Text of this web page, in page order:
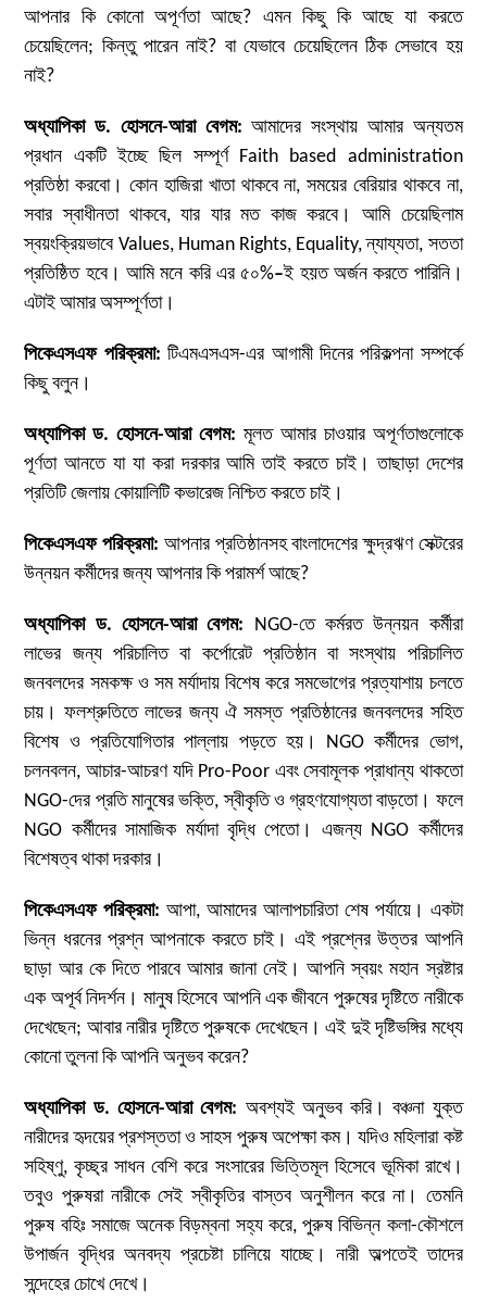
আপনার কি কোনো অপূর্ণতা আছে? এমন কিছু কি আছে যা করতে
চেয়েছিলেন; কিন্তু পারেন নাই? বা যেভাবে চেয়েছিলেন ঠিক সেভাবে হয়
নাই?
অধ্যাপিকা ড. হোসনে-আরা বেগম:আমাদের সংস্থায় আমার অন্যতম
প্রধান একটি ইচ্ছে ছিল সম্পূর্ণ Faith based administration
প্রতিষ্ঠা করবো। কোন হাজিরা খাতা থাকবে না, সময়ের বেরিয়ার থাকবে না,
সবার স্বাধীনতা থাকবে, যার যার মত কাজ করবে। আমি চেয়েছিলাম
স্বয়ংক্রিয়ভাবে Values, Human Rights, Equality, ন্যায্যতা, সততা
প্রতিষ্ঠিত হবে। আমি মনে করি এর ৫০%–ই হয়ত অর্জন করতে পারিনি।
এটাই আমার অসম্পূর্ণতা।
পিকেএসএফ পরিক্রমা: টিএমএসএস-এর আগামী দিনের পরিকল্পনা সম্পর্কে
কিছু বলুন।
অধ্যাপিকা ড. হোসনে-আরা বেগম: মূলত আমার চাওয়ার অপূর্ণতাগুলোকে
পূর্ণতা আনতে যা যা করা দরকার আমি তাই করতে চাই। তাছাড়া দেশের
প্রতিটি জেলায় কোয়ালিটি কভারেজ নিশ্চিত করতে চাই।
পিকেএসএফ পরিক্রমা: আপনার প্রতিষ্ঠানসহ বাংলাদেশের ক্ষুদ্রঋণ সেক্টরের
উন্নয়ন কর্মীদের জন্য আপনার কি পরামর্শ আছে?
অধ্যাপিকা ড. হোসনে-আরা বেগম:
NGO-তে কর্মরত উন্নয়ন কর্মীরা
লাভের জন্য পরিচালিত বা কর্পোরেট প্রতিষ্ঠান বা সংস্থায় পরিচালিত
জনবলদের সমকক্ষ ও সম মর্যাদায় বিশেষ করে সমভোগের প্রত্যাশায় চলতে
চায়। ফলশ্রুতিতে লাভের জন্য ঐ সমস্ত প্রতিষ্ঠানের জনবলদের সহিত
বিশেষ ও প্রতিযোগিতার পাল্লায় পড়তে হয়। NGO কর্মীদের ভোগ,
চলনবলন, আচার-আচরণ যদি Pro-Poor এবং সেবামূলক প্রাধান্য থাকতো
NGO-দের প্রতি মানুষের ভক্তি, স্বীকৃতি ও গ্রহণযোগ্যতা বাড়তো। ফলে
NGO কর্মীদের সামাজিক মর্যাদা বৃদ্ধি পেতো। এজন্য NGO কর্মীদের
বিশেষত্ব থাকা দরকার।
পিকেএসএফ পরিক্রমা: আপা, আমাদের আলাপচারিতা শেষ পর্যায়ে। একটা
ভিন্ন ধরনের প্রশ্ন আপনাকে করতে চাই। এই প্রশ্নের উত্তর আপনি
ছাড়া আর কে দিতে পারবে আমার জানা নেই। আপনি স্বয়ং মহান স্রষ্টার
এক অপূর্ব নিদর্শন। মানুষ হিসেবে আপনি এক জীবনে পুরুষের দৃষ্টিতে নারীকে
দেখেছেন; আবার নারীর দৃষ্টিতে পুরুষকে দেখেছেন। এই দুই দৃষ্টিভঙ্গির মধ্যে
কোনো তুলনা কি আপনি অনুভব করেন?
অধ্যাপিকা ড. হোসনে-আরা বেগম: অবশ্যই অনুভব করি। বঞ্চনা যুক্ত
নারীদের হৃদয়ের প্রশস্ততা ও সাহস পুরুষ অপেক্ষা কম। যদিও মহিলারা কষ্ট
সহিষ্ণু, কৃচ্ছ্র সাধন বেশি করে সংসারের ভিত্তিমূল হিসেবে ভূমিকা রাখে।
তবুও পুরুষরা নারীকে সেই স্বীকৃতির বাস্তব অনুশীলন করে না। তেমনি
পুরুষ বহিঃ সমাজে অনেক বিড়ম্বনা সহ্য করে, পুরুষ বিভিন্ন কলা-কৌশলে
উপার্জন বৃদ্ধির অনবদ্য প্রচেষ্টা চালিয়ে যাচ্ছে। নারী অল্পতেই তাদের
সন্দেহের চোখে দেখে।